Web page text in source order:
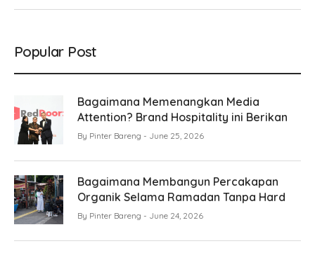
Popular Post
Bagaimana Memenangkan Media
Attention? Brand Hospitality ini Berikan
By Pinter Bareng June 25, 2026
Bagaimana Membangun Percakapan
Organik Selama Ramadan Tanpa Hard
By Pinter Bareng June 24, 2026